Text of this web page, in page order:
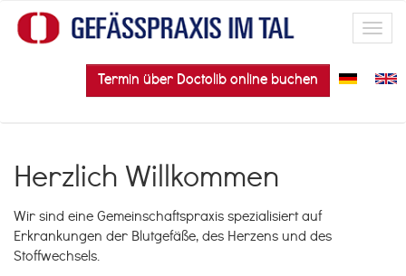
Direkt zum Inhalt
Termin über Doctolib online buchen
Herzlich Willkommen
Wir sind eine Gemeinschaftspraxis spezialisiert auf
Erkrankungen der Blutgefäße, des Herzens und des
Stoffwechsels.